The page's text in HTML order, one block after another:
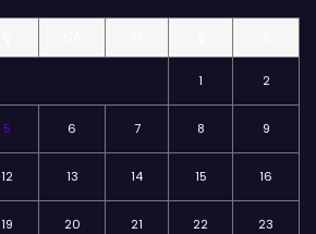
1 2
5 6 7 8 9
12 13 14 15 16
19 20 21 22 23